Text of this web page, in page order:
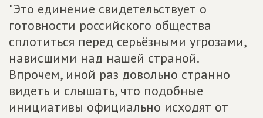
"Это единение свидетельствует о
готовности российского общества
сплотиться перед серьёзными угрозами,
нависшими над нашей страной.
Впрочем, иной раз довольно странно
видеть и слышать, что подобные
инициативы официально исходят от